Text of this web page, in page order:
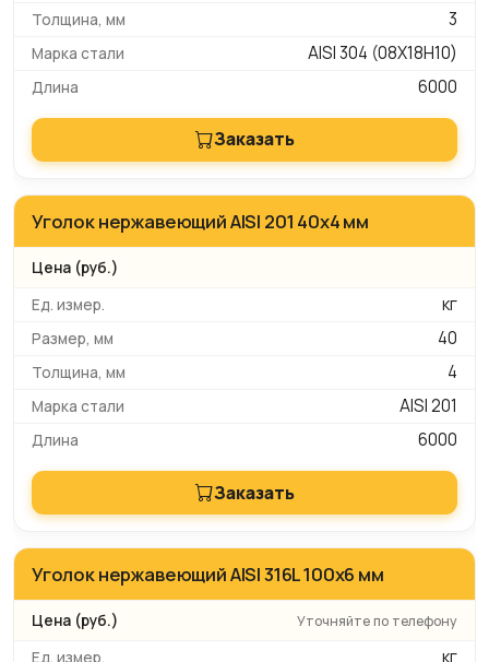
3
AISI 304 (08Х18Н10)
6000
Заказать
Уголок нержавеющий AISI 201 40х4 мм
кг
40
4
AISI 201
6000
Заказать
Уголок нержавеющий AISI 316L 100х6 мм
Уточняйте по телефону
кг